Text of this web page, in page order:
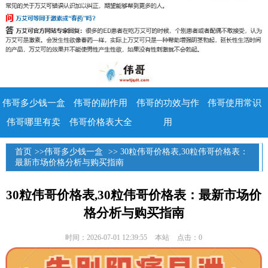
伟哥多少钱一盒 伟哥的副作用
伟哥的功效与作
用
伟哥使用常识
伟哥哪里有卖
伟哥价格表大全
首页 >>伟哥多少钱一盒
>> 30粒伟哥价格表,30粒伟哥价格表：
最新市场价格分析与购买指南
30粒伟哥价格表,30粒伟哥价格表：最新市场价
格分析与购买指南
时间：2026-07-01 12:39:55 本站 点击：0